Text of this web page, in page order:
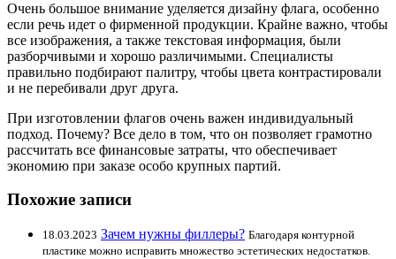
Очень большое внимание уделяется дизайну флага, особенно
если речь идет о фирменной продукции. Крайне важно, чтобы
все изображения, а также текстовая информация, были
разборчивыми и хорошо различимыми. Специалисты
правильно подбирают палитру, чтобы цвета контрастировали
и не перебивали друг друга.
При изготовлении флагов очень важен индивидуальный
подход. Почему? Все дело в том, что он позволяет грамотно
рассчитать все финансовые затраты, что обеспечивает
экономию при заказе особо крупных партий.
Похожие записи
18.03.2023 Зачем нужны филлеры? Благодаря контурной
пластике можно исправить множество эстетических недостатков.